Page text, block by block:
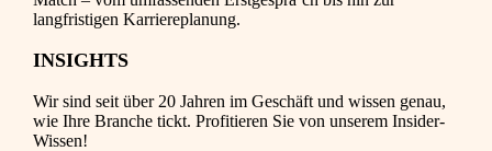
langfristigen Karriereplanung.
INSIGHTS
Wir sind seit über 20 Jahren im Geschäft und wissen genau,
wie Ihre Branche tickt. Profitieren Sie von unserem Insider-
Wissen!